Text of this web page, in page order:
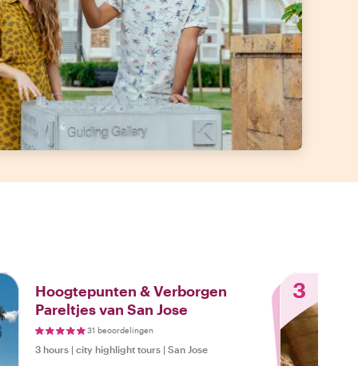
Hoogtepunten & Verborgen
Pareltjes van San Jose
31 beoordelingen
3 hours | city highlight tours | San Jose
3